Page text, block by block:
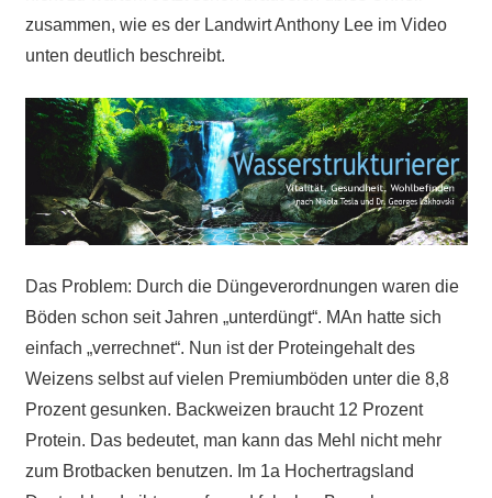
zusammen, wie es der Landwirt Anthony Lee im Video
unten deutlich beschreibt.
Das Problem: Durch die Düngeverordnungen waren die
Böden schon seit Jahren „unterdüngt“. MAn hatte sich
einfach „verrechnet“. Nun ist der Proteingehalt des
Weizens selbst auf vielen Premiumböden unter die 8,8
Prozent gesunken. Backweizen braucht 12 Prozent
Protein. Das bedeutet, man kann das Mehl nicht mehr
zum Brotbacken benutzen. Im 1a Hochertragsland